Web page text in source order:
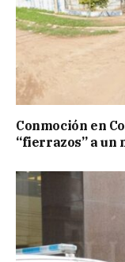
Conmoción en
“fierrazos” a un